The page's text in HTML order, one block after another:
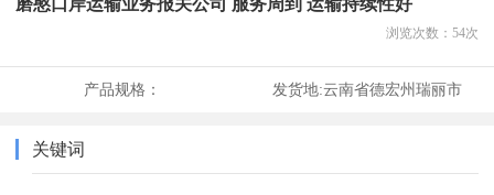
浏览次数： 54次
产品规格： 发货地:云南省德宏州瑞丽市
关键词